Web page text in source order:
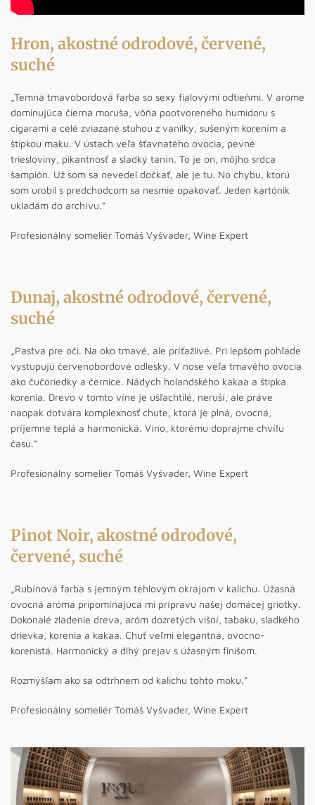
Hron, akostné odrodové, červené,
suché
„Temná tmavobordová farba so sexy fialovými odtieňmi. V aróme
dominujúca čierna moruša, vôňa pootvoreného humidoru s
cigarami a celé zviazané stuhou z vanilky, sušeným korením a
štipkou maku. V ústach veľa šťavnatého ovocia, pevné
triesloviny, pikantnosť a sladký tanín. To je on, môjho srdca
šampión. Už som sa nevedel dočkať, ale je tu. No chybu, ktorú
som urobil s predchodcom sa nesmie opakovať. Jeden kartónik
ukladám do archívu.“
Profesionálny someliér Tomáš Vyšvader, Wine Expert
Dunaj, akostné odrodové, červené,
suché
„Pastva pre oči. Na oko tmavé, ale príťažlivé. Pri lepšom pohľade
vystupujú červenobordové odlesky. V nose veľa tmavého ovocia
ako čučoriedky a černice. Nádych holandského kakaa a štipka
korenia. Drevo v tomto víne je ušľachtilé, neruší, ale práve
naopak dotvára komplexnosť chute, ktorá je plná, ovocná,
príjemne teplá a harmonická. Víno, ktorému doprajme chvíľu
času.“
Profesionálny someliér Tomáš Vyšvader, Wine Expert
Pinot Noir, akostné odrodové,
červené, suché
„Rubínová farba s jemným tehlovým okrajom v kalichu. Úžasná
ovocná aróma pripomínajúca mi prípravu našej domácej griotky.
Dokonalé zladenie dreva, aróm dozretých višní, tabaku, sladkého
drievka, korenia a kakaa. Chuť veľmi elegantná, ovocno-
korenistá. Harmonický a dlhý prejav s úžasným finišom.
Rozmýšľam ako sa odtrhnem od kalichu tohto moku.“
Profesionálny someliér Tomáš Vyšvader, Wine Expert